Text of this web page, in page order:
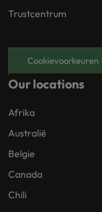
Trustcentrum
Cookievoorkeuren
Our locations
Afrika
Australië
Belgie
Canada
Chili